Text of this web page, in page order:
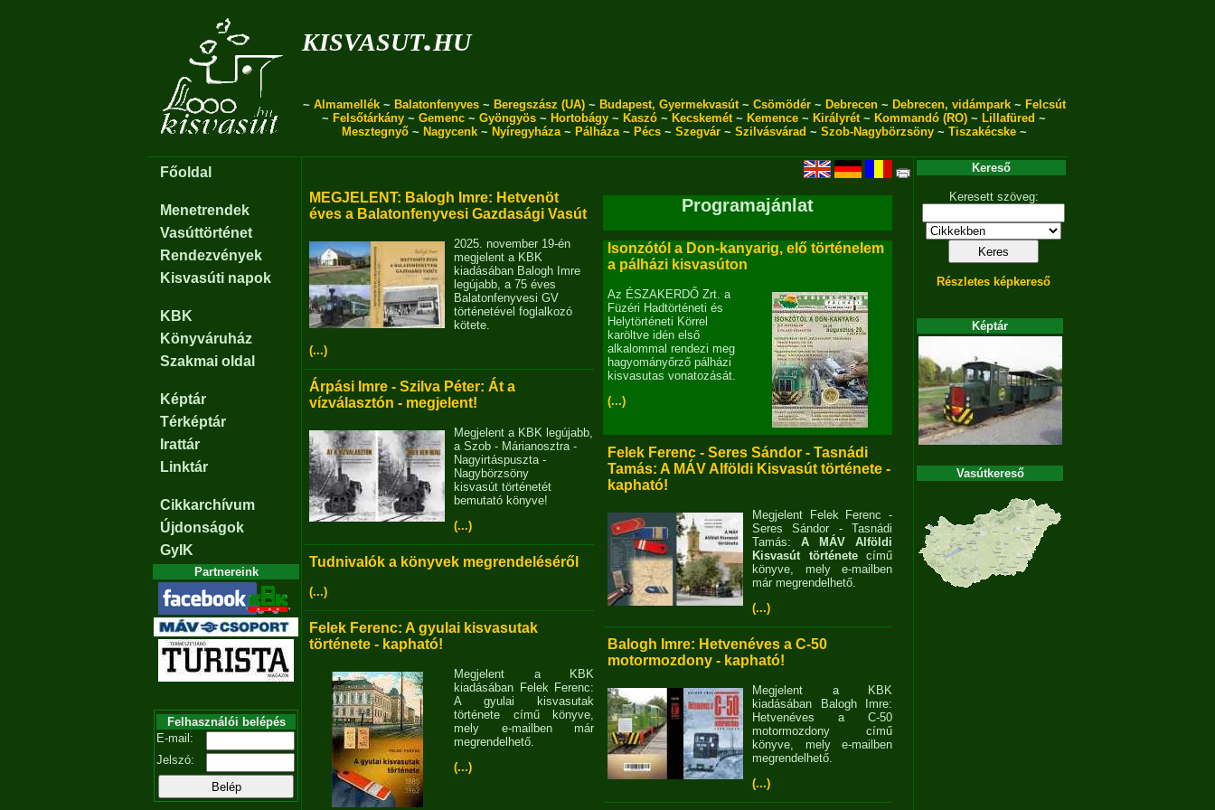
kisvasut.hu
~ Almamellék~ Balatonfenyves~ Beregszász (UA)~ Budapest, Gyermekvasút~ Csömödér~ Debrecen~ Debrecen, vidámpark~ Felcsút
~ Felsőtárkány ~ Gemenc ~ Gyöngyös ~ Hortobágy ~ Kaszó ~ Kecskemét~ Kemence ~ Királyrét~ Kommandó (RO) ~ Lillafüred ~
Mesztegnyő~ Nagycenk~ Nyíregyháza~ Pálháza~ Pécs~ Szegvár~ Szilvásvárad ~ Szob-Nagybörzsöny~ Tiszakécske~
Főoldal
Menetrendek
Vasúttörténet
Rendezvények
Kisvasúti napok
KBK
Könyváruház
Szakmai oldal
Képtár
Térképtár
Irattár
Linktár
Cikkarchívum
Újdonságok
GyIK
Partnereink
Felhasználói belépés
E-mail:
Jelszó:
MEGJELENT: Balogh Imre: Hetvenöt
éves a Balatonfenyvesi Gazdasági Vasút
2025. november 19-én
megjelent a KBK
kiadásában Balogh Imre
legújabb, a 75 éves
Balatonfenyvesi GV
történetével foglalkozó
kötete.
(...)
Árpási Imre - Szilva Péter: Át a
vízválasztón - megjelent!
Megjelent a KBK legújabb,
a Szob - Márianosztra -
Nagyirtáspuszta -
Nagybörzsöny
kisvasút történetét
bemutató könyve!
(...)
Tudnivalók a könyvek megrendeléséről
(...)
Felek Ferenc: A gyulai kisvasutak
története - kapható!
Megjelent a KBK
kiadásában Felek Ferenc:
A gyulai kisvasutak
története című könyve,
mely e-mailben már
megrendelhető.
(...)
Programajánlat
Isonzótól a Don-kanyarig, elő történelem
a pálházi kisvasúton
Az ÉSZAKERDŐ Zrt. a
Füzéri Hadtörténeti és
Helytörténeti Körrel
karöltve idén első
alkalommal rendezi meg
hagyományőrző pálházi
kisvasutas vonatozását.
(...)
Felek Ferenc - Seres Sándor - Tasnádi
Tamás: A MÁV Alföldi Kisvasút története -
kapható!
Megjelent Felek Ferenc -
Seres Sándor - Tasnádi
Tamás: A MÁV Alföldi
Kisvasút története című
könyve, mely e-mailben
már megrendelhető.
(...)
Balogh Imre: Hetvenéves a C-50
motormozdony - kapható!
Megjelent a KBK
kiadásában Balogh Imre:
Hetvenéves a C-50
motormozdony című
könyve, mely e-mailben
megrendelhető.
(...)
Kereső
Keresett szöveg:
Részletes képkereső
Képtár
Vasútkereső